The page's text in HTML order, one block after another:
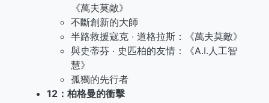
《萬夫莫敵》
不斷創新的大師
半路救援寇克 ‧ 道格拉斯：《萬夫莫敵》
與史蒂芬 ‧ 史匹柏的友情：《A.I.人工智
慧》
孤獨的先行者
12：柏格曼的衝擊